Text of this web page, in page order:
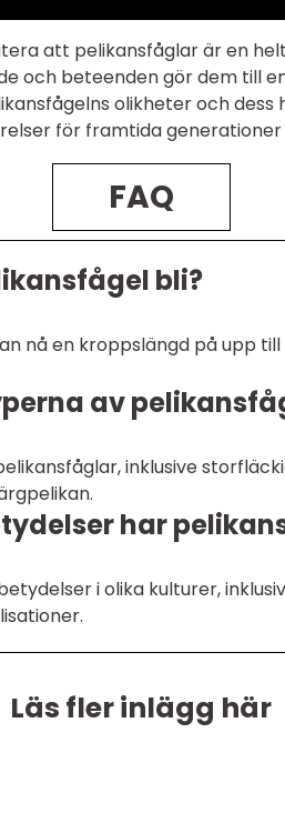
att pelikansfåglar är en
och beteenden gör dem till
olikheter och dess
för framtida
FAQ
bli?
nå en kroppslängd på upp
av
inklusive
har
i olika kulturer,
Läs fler inlägg här